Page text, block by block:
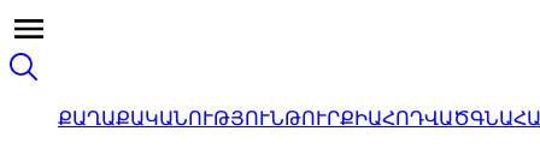
ՔԱՂԱՔԱԿԱՆՈՒԹՅՈՒՆԹՈՒՐՔԻԱՀՈԴՎԱԾ